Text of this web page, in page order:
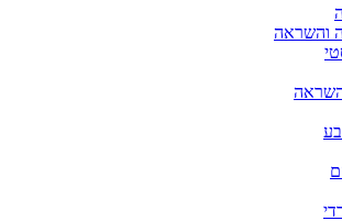
והשראה